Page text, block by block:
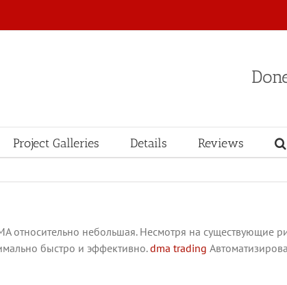
Project Galleries Details Reviews
относительно небольшая. Несмотря на существующие
быстро и эффективно.dma trading